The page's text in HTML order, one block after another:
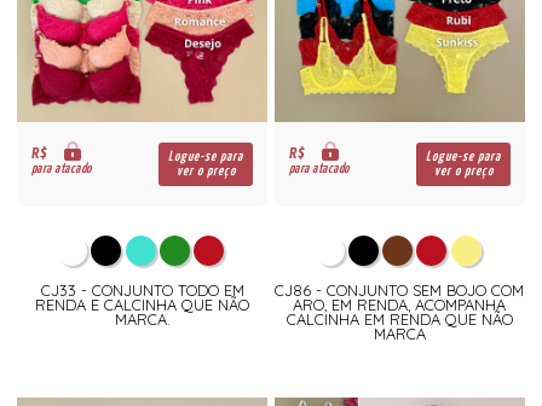
R$
para atacado
Logue-se para
ver o preço
CJ33 - CONJUNTO TODO EM
RENDA E CALCINHA QUE NÃO
MARCA.
R$
para atacado
Logue-se para
ver o preço
CJ86 - CONJUNTO SEM BOJO COM
ARO, EM RENDA, ACOMPANHA
CALCINHA EM RENDA QUE NÃO
MARCA